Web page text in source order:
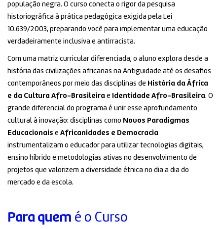
população negra. O curso conecta o rigor da pesquisa
historiográfica à prática pedagógica exigida pela Lei
10.639/2003, preparando você para implementar uma educação
verdadeiramente inclusiva e antirracista.
Com uma matriz curricular diferenciada, o aluno explora desde a
história das civilizações africanas na Antiguidade até os desafios
contemporâneos por meio das disciplinas de História da África
e da Cultura Afro-Brasileira e Identidade Afro-Brasileira. O
grande diferencial do programa é unir esse aprofundamento
cultural à inovação: disciplinas como Novos Paradigmas
Educacionais e Africanidades e Democracia
instrumentalizam o educador para utilizar tecnologias digitais,
ensino híbrido e metodologias ativas no desenvolvimento de
projetos que valorizem a diversidade étnica no dia a dia do
mercado e da escola.
Para quem é o Curso